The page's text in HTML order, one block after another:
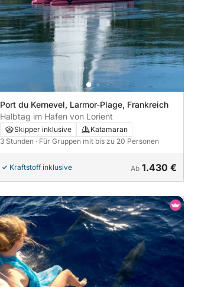
Port du Kernevel, Larmor-Plage, Frankreich
Halbtag im Hafen von Lorient
Skipper inklusive
Katamaran
3 Stunden · Für Gruppen mit bis zu 20 Personen
Kraftstoff inklusive Ab 1.430 €